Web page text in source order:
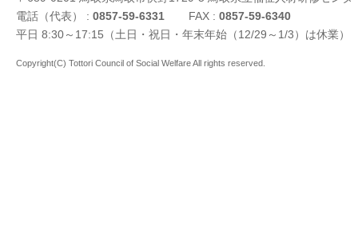
電話（代表） : 0857-59-6331 FAX : 0857-59-6340
平日 8:30～17:15（土日・祝日・年末年始（12/29～1/3）は休業）
Copyright(C) Tottori Council of Social Welfare All rights reserved.